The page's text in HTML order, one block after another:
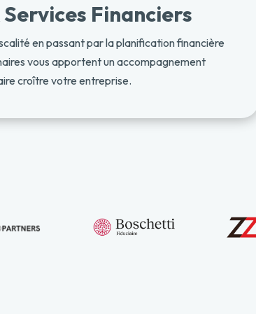
Financiers
en passant par la planification financière
vous apportent un accompagnement
croître votre entreprise.